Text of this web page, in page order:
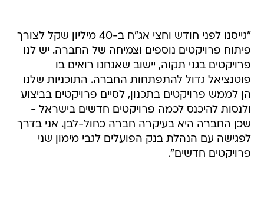
"גייסנו לפני חודש וחצי אג"ח ב-40 מיליון שקל לצורך
פיתוח פרויקטים נוספים וצמיחה של החברה. יש לנו
פרויקטים בגני תקוה, יישוב שאנחנו רואים בו
פוטנציאל גדול להתפתחות החברה. התוכניות שלנו
הן לממש פרויקטים בתכנון, לסיים פרויקטים בביצוע
ולנסות להיכנס לכמה פרויקטים חדשים בישראל -
שכן החברה היא בעיקרה חברה כחול-לבן. אני בדרך
לפגישה עם הנהלת בנק הפועלים לגבי מימון שני
פרויקטים חדשים".